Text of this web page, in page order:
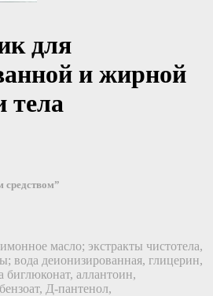
для
и жирной
тела
средством”
масло; экстракты чистотела,
вода деионизированная, глицерин,
биглюконат, аллантоин,
Д-пантенол,